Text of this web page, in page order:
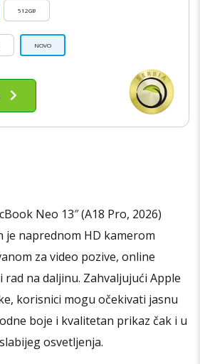
BILA:
512GB
NOVO
ima
više
izabrane
na
stranici
proizvoda.
Neo 13″ (A18 Pro, 2026)
je naprednom HD kamerom
za video pozive, online
rad na daljinu. Zahvaljujući Apple
korisnici mogu očekivati jasnu
boje i kvalitetan prikaz čak i u
osvetljenja.